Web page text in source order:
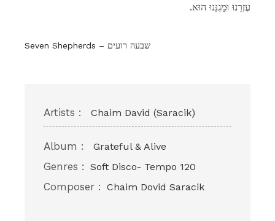
.עֶזְרֵנוּ וּמָגִנֵּנוּ הוּא
Seven Shepherds – שבעה רועים
Artists : Chaim David (Saracik)
Album : Grateful & Alive
Genres : Soft Disco- Tempo 120
Composer : Chaim Dovid Saracik